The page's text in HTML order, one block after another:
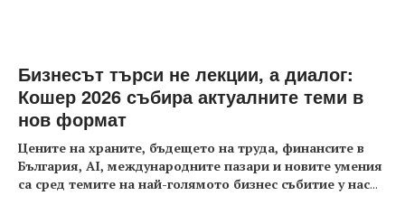
Бизнесът търси не лекции, а диалог:
Кошер 2026 събира актуалните теми в
нов формат
Цените на храните, бъдещето на труда, финансите в
България, AI, международните пазари и новите умения
са сред темите на най-голямото бизнес събитие у нас...